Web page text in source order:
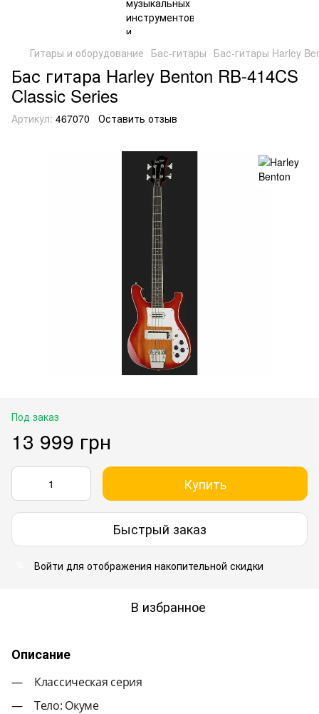
Гитары и оборудование Бас-гитары Бас-гитары Harley
Бас гитара Harley Benton RB-414CS
Classic Series
Артикул: 467070 Оставить отзыв
Под заказ
13 999 грн
Купить
Быстрый заказ
Войти для отображения накопительной скидки
В избранное
Описание
Классическая серия
Тело: Окуме